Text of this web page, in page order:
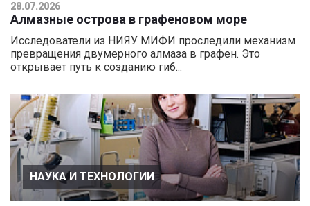
28.07.2026
Алмазные острова в графеновом море
Исследователи из НИЯУ МИФИ проследили механизм
превращения двумерного алмаза в графен. Это
открывает путь к созданию гиб...
НАУКА И ТЕХНОЛОГИИ